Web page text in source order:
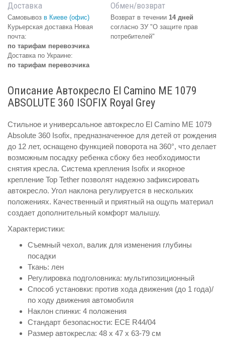
Доставка
Самовывоз в Киеве (офис)
Курьерская доставка Новая
почта:
по тарифам перевозчика
Доставка по Украине:
по тарифам перевозчика
Обмен/возврат
Возврат в течении 14 дней
согласно ЗУ "О защите прав
потребителей"
Описание Автокресло El Camino ME 1079
ABSOLUTE 360 ISOFIX Royal Grey
Стильное и универсальное автокресло El Camino ME 1079
Absolute 360 Isofix, предназначенное для детей от рождения
до 12 лет, оснащено функцией поворота на 360°, что делает
возможным посадку ребенка сбоку без необходимости
снятия кресла. Система крепления Isofix и якорное
крепление Top Tether позволят надежно зафиксировать
автокресло. Угол наклона регулируется в нескольких
положениях. Качественный и приятный на ощупь материал
создает дополнительный комфорт малышу.
Характеристики:
Съемный чехол, валик для изменения глубины
посадки
Ткань: лен
Регулировка подголовника: мультипозиционный
Способ установки: против хода движения (до 1 года)/
по ходу движения автомобиля
Наклон спинки: 4 положения
Стандарт безопасности: ECE R44/04
Размер автокресла: 48 х 47 х 63-79 см